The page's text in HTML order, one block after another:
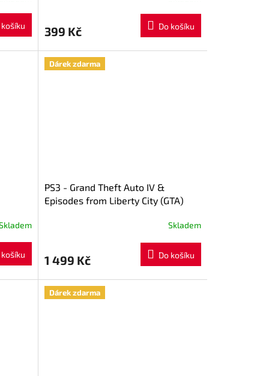
M
A
košíku 399 Kč Do košíku
košíku
Dárek zdarma
PS3 - Grand Theft Auto IV &
Episodes from Liberty City (GTA)
Skladem
1 499 Kč Do košíku
Dárek zdarma